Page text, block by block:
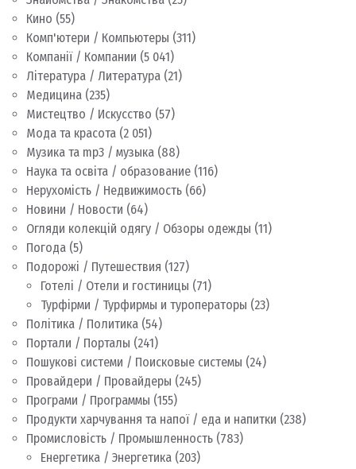
Кино (55)
Комп'ютери / Компьютеры (311)
Компанії / Компании (5 041)
Література / Литература (21)
Медицина (235)
Мистецтво / Искусство (57)
Мода та красота (2 051)
Музика та mp3 / музыка (88)
Наука та освіта / образование (116)
Нерухомість / Недвижимость (66)
Новини / Новости (64)
Огляди колекцій одягу / Обзоры одежды (11)
Погода (5)
Подорожі / Путешествия (127)
Готелі / Отели и гостиницы (71)
Турфірми / Турфирмы и туроператоры (23)
Політика / Политика (54)
Портали / Порталы (241)
Пошукові системи / Поисковые системы (24)
Провайдери / Провайдеры (245)
Програми / Программы (155)
Продукти харчування та напої / еда и напитки (238)
Промисловість / Промышленность (783)
Енергетика / Энергетика (203)